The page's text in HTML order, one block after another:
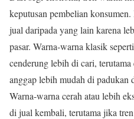
keputusan pembelian
jual daripada yang lain karena
pasar. Warna-warna klasik
cenderung lebih di cari,
anggap lebih mudah di padukan
Warna-warna cerah atau lebih
di jual kembali, terutama jika